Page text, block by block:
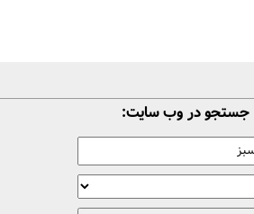
جستجو در وب سایت: